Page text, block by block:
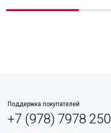
Поддержка покупателей
+7 (978) 7978 250